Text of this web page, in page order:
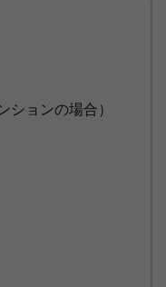
ションの場合）